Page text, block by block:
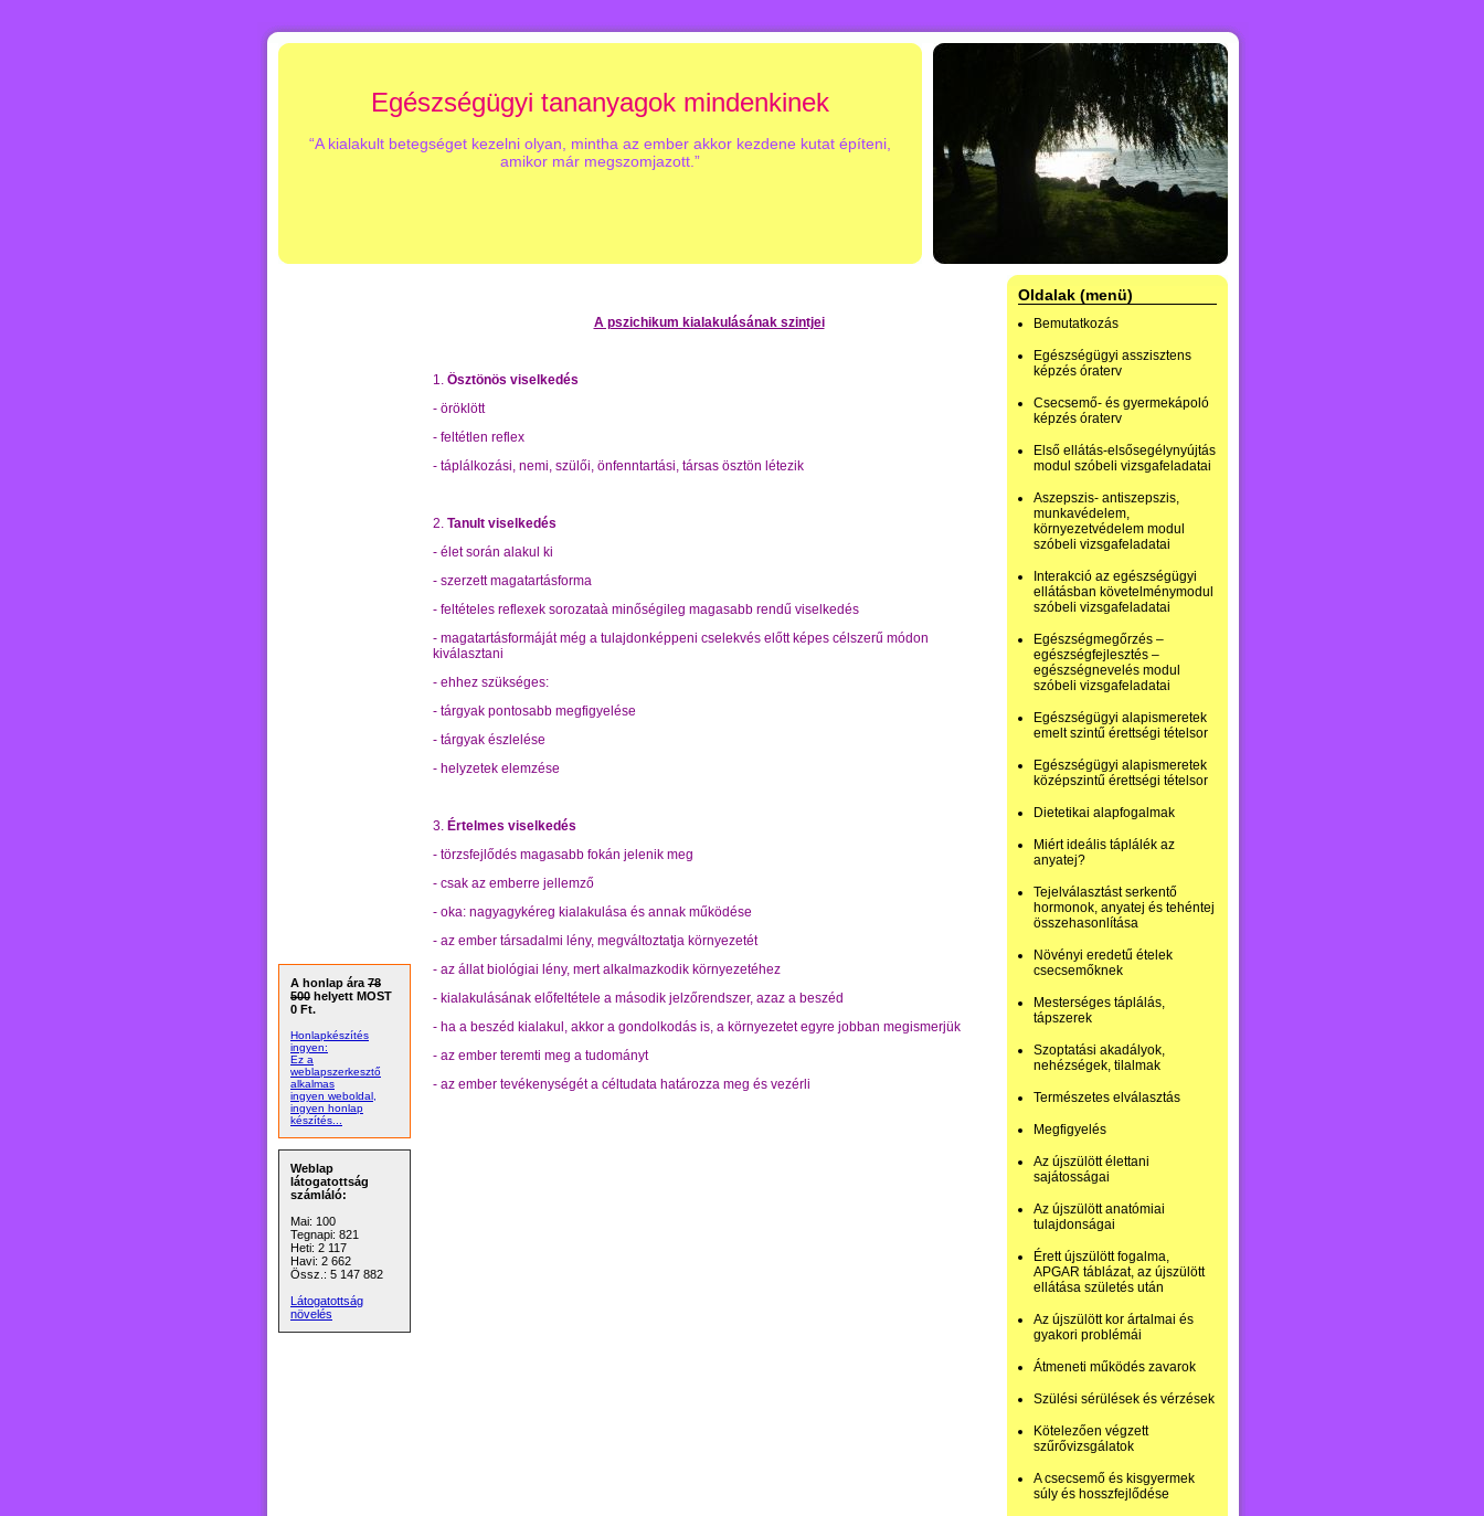
Egészségügyi tananyagok mindenkinek
“A kialakult betegséget kezelni olyan, mintha az ember akkor kezdene kutat építeni,
amikor már megszomjazott.”
Oldalak (menü)
Bemutatkozás
Egészségügyi asszisztens
képzés óraterv
Csecsemő- és gyermekápoló
képzés óraterv
Első ellátás-elsősegélynyújtás
modul szóbeli vizsgafeladatai
Aszepszis- antiszepszis,
munkavédelem,
környezetvédelem modul
szóbeli vizsgafeladatai
Interakció az egészségügyi
ellátásban követelménymodul
szóbeli vizsgafeladatai
Egészségmegőrzés –
egészségfejlesztés –
egészségnevelés modul
szóbeli vizsgafeladatai
Egészségügyi alapismeretek
emelt szintű érettségi tételsor
Egészségügyi alapismeretek
középszintű érettségi tételsor
Dietetikai alapfogalmak
Miért ideális táplálék az
anyatej?
Tejelválasztást serkentő
hormonok, anyatej és tehéntej
összehasonlítása
Növényi eredetű ételek
csecsemőknek
Mesterséges táplálás,
tápszerek
Szoptatási akadályok,
nehézségek, tilalmak
Természetes elválasztás
Megfigyelés
Az újszülött élettani
sajátosságai
Az újszülött anatómiai
tulajdonságai
Érett újszülött fogalma,
APGAR táblázat, az újszülött
ellátása születés után
Az újszülött kor ártalmai és
gyakori problémái
Átmeneti működés zavarok
Szülési sérülések és vérzések
Kötelezően végzett
szűrővizsgálatok
A csecsemő és kisgyermek
súly és hosszfejlődése
A pszichikum kialakulásának szintjei
1. Ösztönös viselkedés
- öröklött
- feltétlen reflex
- táplálkozási, nemi, szülői, önfenntartási, társas ösztön létezik
2. Tanult viselkedés
- élet során alakul ki
- szerzett magatartásforma
- feltételes reflexek sorozataà minőségileg magasabb rendű viselkedés
- magatartásformáját még a tulajdonképpeni cselekvés előtt képes célszerű módon
kiválasztani
- ehhez szükséges:
- tárgyak pontosabb megfigyelése
- tárgyak észlelése
- helyzetek elemzése
3. Értelmes viselkedés
- törzsfejlődés magasabb fokán jelenik meg
- csak az emberre jellemző
- oka: nagyagykéreg kialakulása és annak működése
- az ember társadalmi lény, megváltoztatja környezetét
- az állat biológiai lény, mert alkalmazkodik környezetéhez
- kialakulásának előfeltétele a második jelzőrendszer, azaz a beszéd
- ha a beszéd kialakul, akkor a gondolkodás is, a környezetet egyre jobban megismerjük
- az ember teremti meg a tudományt
- az ember tevékenységét a céltudata határozza meg és vezérli
A honlap ára 78
500 helyett MOST
0 Ft.
Honlapkészítés
ingyen:
Ez a
weblapszerkesztő
alkalmas
ingyen weboldal,
ingyen honlap
készítés...
Weblap
látogatottság
számláló:
Mai: 100
Tegnapi: 821
Heti: 2 117
Havi: 2 662
Össz.: 5 147 882
Látogatottság
növelés